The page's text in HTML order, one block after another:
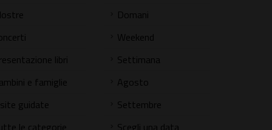
libri
e famiglie
guidate
le categorie
Domani
Weekend
Settimana
Agosto
Settembre
Scegli una data